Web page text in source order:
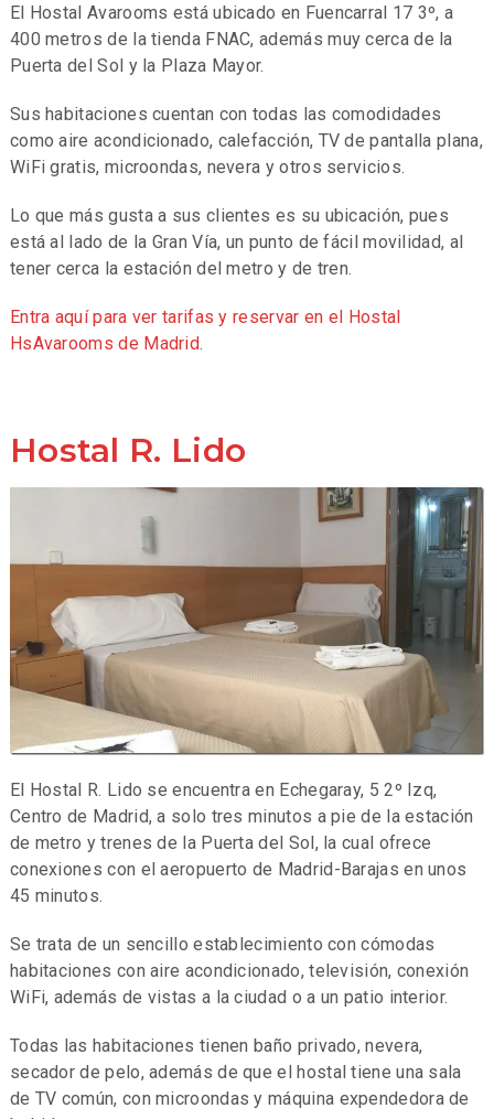
El Hostal Avarooms está ubicado en Fuencarral 17 3º, a
400 metros de la tienda FNAC, además muy cerca de la
Puerta del Sol y la Plaza Mayor.
Sus habitaciones cuentan con todas las comodidades
como aire acondicionado, calefacción, TV de pantalla plana,
WiFi gratis, microondas, nevera y otros servicios.
Lo que más gusta a sus clientes es su ubicación, pues
está al lado de la Gran Vía, un punto de fácil movilidad, al
tener cerca la estación del metro y de tren.
Entra aquí para ver tarifas y reservar en el Hostal
HsAvarooms de Madrid.
Hostal R. Lido
El Hostal R. Lido se encuentra en Echegaray, 5 2º Izq,
Centro de Madrid, a solo tres minutos a pie de la estación
de metro y trenes de la Puerta del Sol, la cual ofrece
conexiones con el aeropuerto de Madrid-Barajas en unos
45 minutos.
Se trata de un sencillo establecimiento con cómodas
habitaciones con aire acondicionado, televisión, conexión
WiFi, además de vistas a la ciudad o a un patio interior.
Todas las habitaciones tienen baño privado, nevera,
secador de pelo, además de que el hostal tiene una sala
de TV común, con microondas y máquina expendedora de